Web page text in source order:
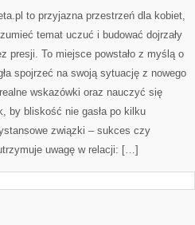
ŚLUBIE
to przyjazna przestrzeń dla kobiet,
temat uczuć i budować dojrzały
presji. To miejsce powstało z myślą o
spojrzeć na swoją sytuację z nowego
wskazówki oraz nauczyć się
by bliskość nie gasła po kilku
związki – sukces czy
uwagę w relacji: […]